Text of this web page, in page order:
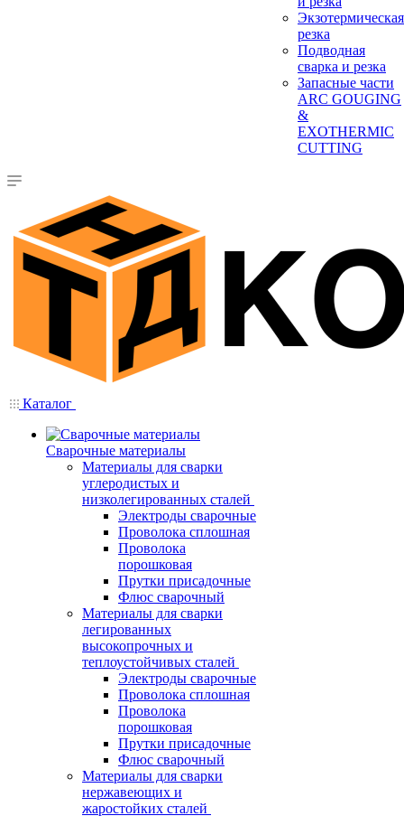
Экзотермическая
резка
Подводная
сварка и резка
Запасные части
ARC GOUGING
&
EXOTHERMIC
CUTTING
Каталог
Сварочные материалы
Материалы для сварки
углеродистых и
низколегированных сталей
Электроды сварочные
Проволока сплошная
Проволока
порошковая
Прутки присадочные
Флюс сварочный
Материалы для сварки
легированных
высокопрочных и
теплоустойчивых сталей
Электроды сварочные
Проволока сплошная
Проволока
порошковая
Прутки присадочные
Флюс сварочный
Материалы для сварки
нержавеющих и
жаростойких сталей